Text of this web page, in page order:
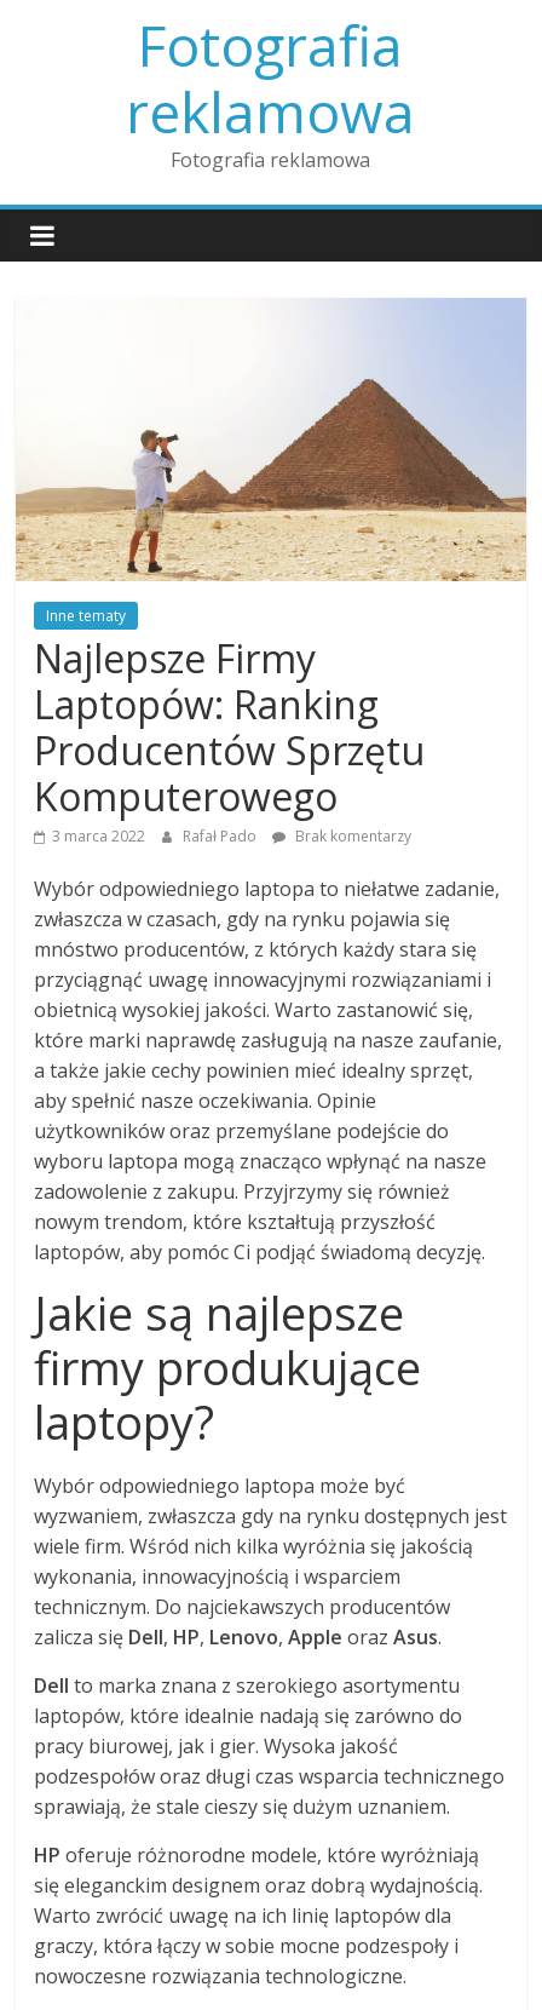
Fotografia
reklamowa
Fotografia reklamowa
Inne tematy
Najlepsze Firmy
Laptopów: Ranking
Producentów Sprzętu
Komputerowego
3 marca 2022 Rafał Pado Brak komentarzy
Wybór odpowiedniego laptopa to niełatwe zadanie,
zwłaszcza w czasach, gdy na rynku pojawia się
mnóstwo producentów, z których każdy stara się
przyciągnąć uwagę innowacyjnymi rozwiązaniami i
obietnicą wysokiej jakości. Warto zastanowić się,
które marki naprawdę zasługują na nasze zaufanie,
a także jakie cechy powinien mieć idealny sprzęt,
aby spełnić nasze oczekiwania. Opinie
użytkowników oraz przemyślane podejście do
wyboru laptopa mogą znacząco wpłynąć na nasze
zadowolenie z zakupu. Przyjrzymy się również
nowym trendom, które kształtują przyszłość
laptopów, aby pomóc Ci podjąć świadomą decyzję.
Jakie są najlepsze
firmy produkujące
laptopy?
Wybór odpowiedniego laptopa może być
wyzwaniem, zwłaszcza gdy na rynku dostępnych jest
wiele firm. Wśród nich kilka wyróżnia się jakością
wykonania, innowacyjnością i wsparciem
technicznym. Do najciekawszych producentów
zalicza się Dell, HP, Lenovo,Apple orazAsus.
Dell to marka znana z szerokiego asortymentu
laptopów, które idealnie nadają się zarówno do
pracy biurowej, jak i gier. Wysoka jakość
podzespołów oraz długi czas wsparcia technicznego
sprawiają, że stale cieszy się dużym uznaniem.
HP oferuje różnorodne modele, które wyróżniają
się eleganckim designem oraz dobrą wydajnością.
Warto zwrócić uwagę na ich linię laptopów dla
graczy, która łączy w sobie mocne podzespoły i
nowoczesne rozwiązania technologiczne.